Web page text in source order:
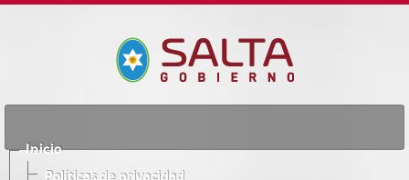
Inicio
Políticas de privacidad